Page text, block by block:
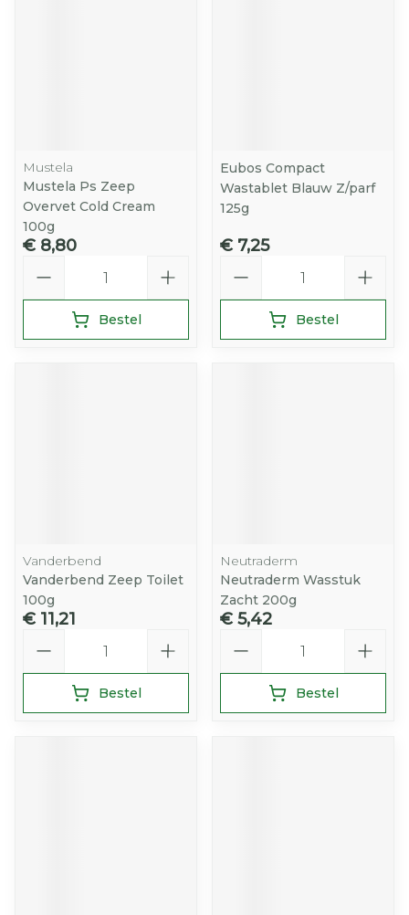
Mustela
Mustela Ps Zeep
Overvet Cold Cream
100g
€ 8,80
Bestel
Eubos Compact
Wastablet Blauw Z/parf
125g
€ 7,25
Bestel
Vanderbend
Vanderbend Zeep Toilet
100g
€ 11,21
Bestel
Neutraderm
Neutraderm Wasstuk
Zacht 200g
€ 5,42
Bestel